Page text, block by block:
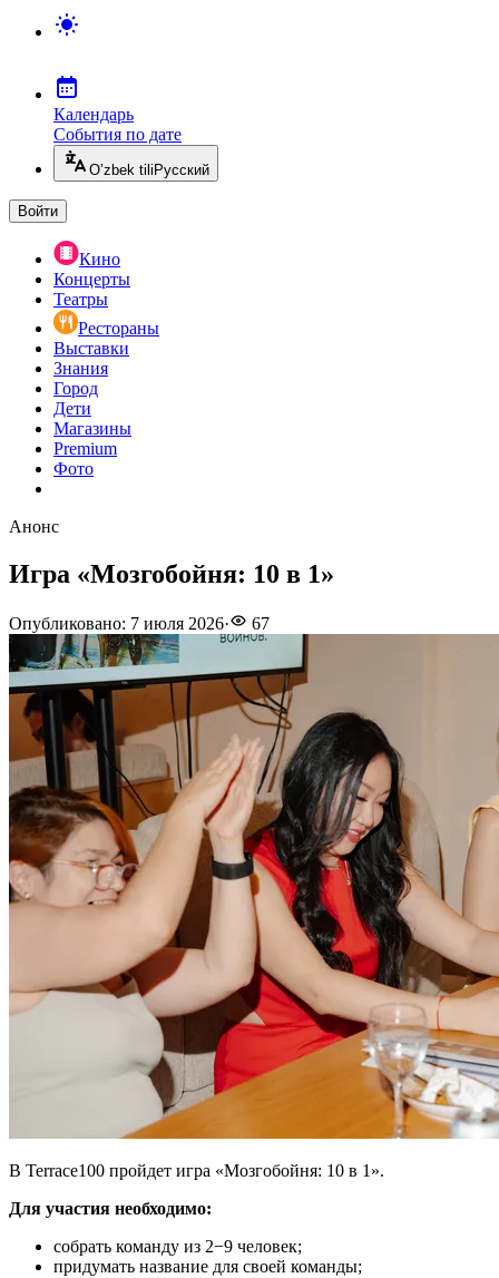
Календарь
События по дате
O’zbek tili Русский
Войти
Кино
Концерты
Театры
Рестораны
Выставки
Знания
Город
Дети
Магазины
Premium
Фото
Анонс
Игра «Мозгобойня: 10 в 1»
Опубликовано: 7 июля 2026· 67
В Terrace100 пройдет игра «Мозгобойня: 10 в 1».
Для участия необходимо:
собрать команду из 2−9 человек;
придумать название для своей команды;